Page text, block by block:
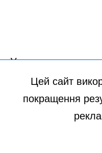
Цей сайт
покращення